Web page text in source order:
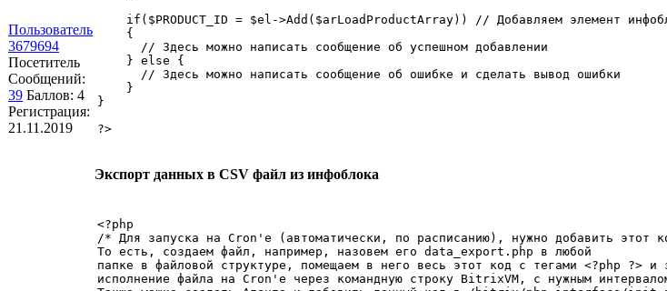
Пользователь
3679694
Посетитель
Сообщений:
39 Баллов: 4
Регистрация:
21.11.2019
if($PRODUCT_ID = $el->Add($arLoadProductArray)) // Добавляем элемент
{
// Здесь можно написать сообщение об успешном добавлении
} else {
// Здесь можно написать сообщение об ошибке и сделать вывод ошибки
}
}
Экспорт данных в CSV файл из инфоблока
<?php
/* Для запуска на Cron'е (автоматически, по расписанию), нужно добавить этот
То есть, создаем файл, например, назовем его data_export.php в любой
папке в файловой структуре, помещаем в него весь этот код с тегами <?php ?> и
исполнение файла на Cron'е через командную строку BitrixVM, с нужным